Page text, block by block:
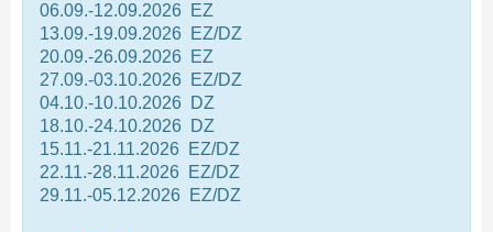
06.09.-12.09.2026 EZ
13.09.-19.09.2026 EZ/DZ
20.09.-26.09.2026 EZ
27.09.-03.10.2026 EZ/DZ
04.10.-10.10.2026 DZ
18.10.-24.10.2026 DZ
15.11.-21.11.2026 EZ/DZ
22.11.-28.11.2026 EZ/DZ
29.11.-05.12.2026 EZ/DZ